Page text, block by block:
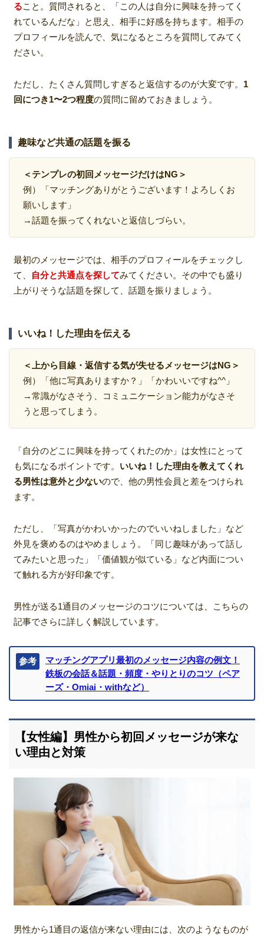
ること。質問されると、「この人は自分に興味を持ってく
れているんだな」と思え、相手に好感を持ちます。相手の
プロフィールを読んで、気になるところを質問してみてく
ださい。
ただし、たくさん質問しすぎると返信するのが大変です。 1
回につき1〜2つ程度の質問に留めておきましょう。
趣味など共通の話題を振る
＜テンプレの初回メッセージだけはNG＞
例）「マッチングありがとうございます！よろしくお
願いします」
→話題を振ってくれないと返信しづらい。
最初のメッセージでは、相手のプロフィールをチェックし
て、
自分と共通点を探してみてください。その中でも盛り
上がりそうな話題を探して、話題を振りましょう。
いいね！した理由を伝える
＜上から目線・返信する気が失せるメッセージはNG＞
例）「他に写真ありますか？」「かわいいですね^^」
→常識がなさそう、コミュニケーション能力がなさそ
うと思ってしまう。
「自分のどこに興味を持ってくれたのか」は女性にとって
も気になるポイントです。 いいね！した理由を教えてくれ
る男性は意外と少ないので、他の男性会員と差をつけられ
ます。
ただし、「写真がかわいかったのでいいねしました」など
外見を褒めるのはやめましょう。「同じ趣味があって話し
てみたいと思った」「価値観が似ている」など内面につい
て触れる方が好印象です。
男性が送る1通目のメッセージのコツについては、こちらの
記事でさらに詳しく解説しています。
参考
マッチングアプリ最初のメッセージ内容の例文！
鉄板の会話＆話題・頻度・やりとりのコツ（ペア
ーズ・Omiai・withなど）
【女性編】男性から初回メッセージが来な
い理由と対策
男性から1通目の返信が来ない理由には、次のようなものが